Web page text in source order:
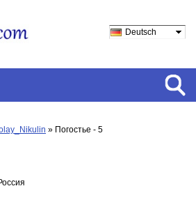
Deutsch
» Погостье - 5